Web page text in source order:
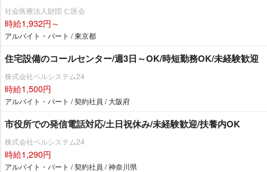
社会医療法人財団 仁医会
時給1,932円～
アルバイト・パート / 東京都
住宅設備のコールセンター/週3日～OK/時短勤務OK/未経験歓迎
株式会社ベルシステム24
時給1,500円
アルバイト・パート / 契約社員 / 大阪府
市役所での発信電話対応/土日祝休み/未経験歓迎/扶養内OK
株式会社ベルシステム24
時給1,290円
アルバイト・パート / 契約社員 / 神奈川県